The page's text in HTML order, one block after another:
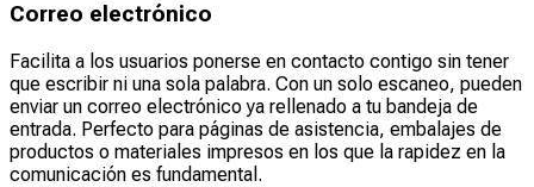
Correo electrónico
Facilita a los usuarios ponerse en contacto contigo sin tener
que escribir ni una sola palabra. Con un solo escaneo, pueden
enviar un correo electrónico ya rellenado a tu bandeja de
entrada. Perfecto para páginas de asistencia, embalajes de
productos o materiales impresos en los que la rapidez en la
comunicación es fundamental.